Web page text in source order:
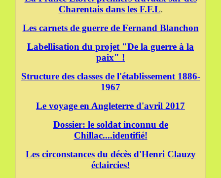
Charentais dans les F.F.L.
Les carnets de guerre de Fernand Blanchon
Labellisation du projet "De la guerre à la
paix" !
Structure des classes de l'établissement 1886-
1967
Le voyage en Angleterre d'avril 2017
Dossier: le soldat inconnu de
Chillac....identifié!
Les circonstances du décès d'Henri Clauzy
éclaircies!